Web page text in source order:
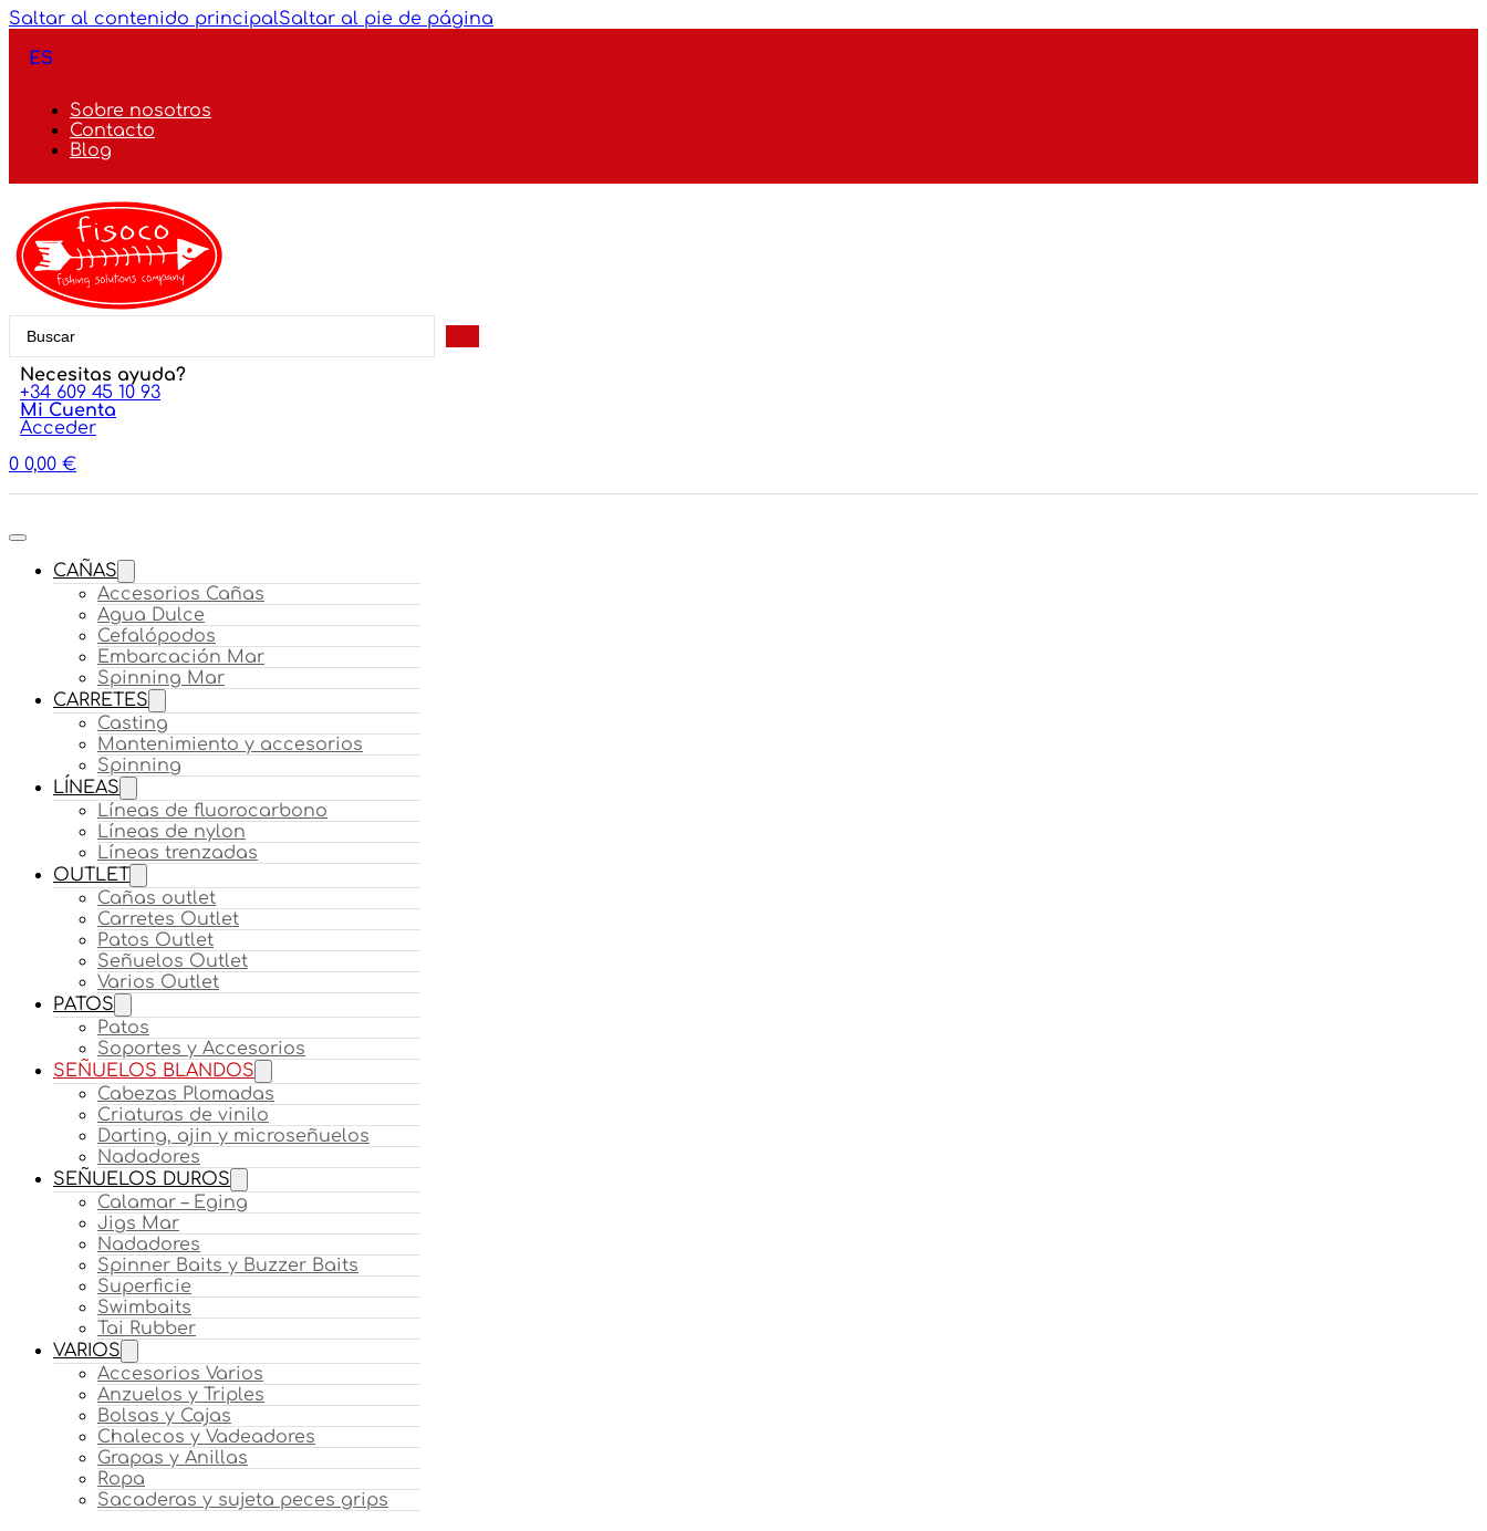
Saltar al contenido principalSaltar al pie de página
ES
Sobre nosotros
Contacto
Blog
Necesitas ayuda?
+34 609 45 10 93
Mi Cuenta
Acceder
0 0,00 €
CAÑAS
Accesorios Cañas
Agua Dulce
Cefalópodos
Embarcación Mar
Spinning Mar
CARRETES
Casting
Mantenimiento y accesorios
Spinning
LÍNEAS
Líneas de fluorocarbono
Líneas de nylon
Líneas trenzadas
OUTLET
Cañas outlet
Carretes Outlet
Patos Outlet
Señuelos Outlet
Varios Outlet
PATOS
Patos
Soportes y Accesorios
SEÑUELOS BLANDOS
Cabezas Plomadas
Criaturas de vinilo
Darting, ajin y microseñuelos
Nadadores
SEÑUELOS DUROS
Calamar – Eging
Jigs Mar
Nadadores
Spinner Baits y Buzzer Baits
Superficie
Swimbaits
Tai Rubber
VARIOS
Accesorios Varios
Anzuelos y Triples
Bolsas y Cajas
Chalecos y Vadeadores
Grapas y Anillas
Ropa
Sacaderas y sujeta peces grips